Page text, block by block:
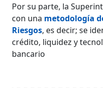
Por su parte, la
con una metodología
Riesgos, es decir; se
crédito, liquidez y
bancario